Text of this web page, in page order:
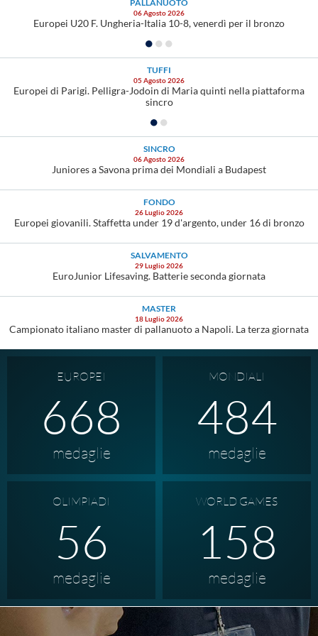
PALLANUOTO
06 Agosto 2026
Europei U20 F. Ungheria-Italia 10-8, venerdì per il bronzo
TUFFI
05 Agosto 2026
Europei di Parigi. Pelligra-Jodoin di Maria quinti nella piattaforma
sincro
SINCRO
06 Agosto 2026
Juniores a Savona prima dei Mondiali a Budapest
FONDO
26 Luglio 2026
Europei giovanili. Staffetta under 19 d'argento, under 16 di bronzo
SALVAMENTO
29 Luglio 2026
EuroJunior Lifesaving. Batterie seconda giornata
MASTER
18 Luglio 2026
Campionato italiano master di pallanuoto a Napoli. La terza giornata
EUROPEI
943
medaglie
MONDIALI
484
medaglie
OLIMPIADI
56
medaglie
WORLD GAMES
158
medaglie